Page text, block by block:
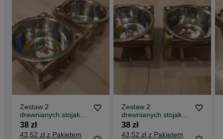
Zestaw 2
drewnianych stojaków
na miskę 0,9l+ miski
dla psa
38 zł
43,52 zł z Pakietem
Zestaw 2
drewnianych stojaków
na miskę 0,9l+ miski
38 zł
43,52 zł z Pakietem